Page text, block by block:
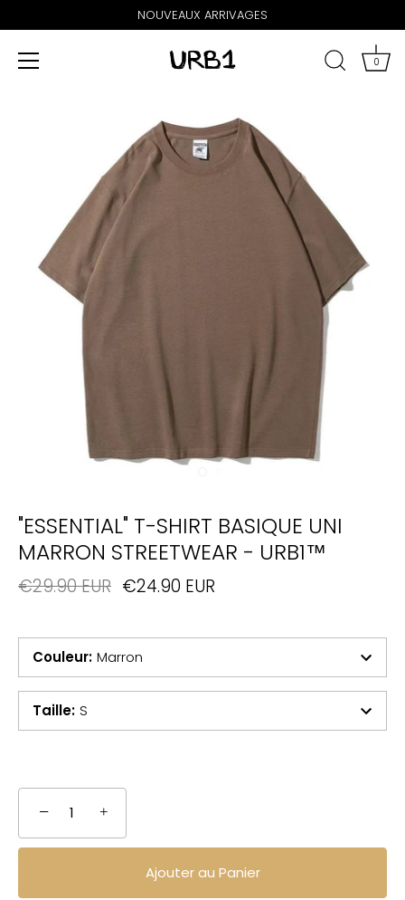
NOUVEAUX ARRIVAGES
0
"ESSENTIAL" T-SHIRT BASIQUE UNI
MARRON STREETWEAR - URB1™
€29.90 EUR €24.90 EUR
Couleur: Marron
Taille: S
− +
Ajouter au Panier